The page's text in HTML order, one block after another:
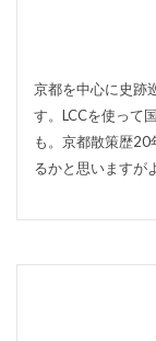
京都を中心に史跡
す。LCCを使って
も。京都散策歴
るかと思いますが